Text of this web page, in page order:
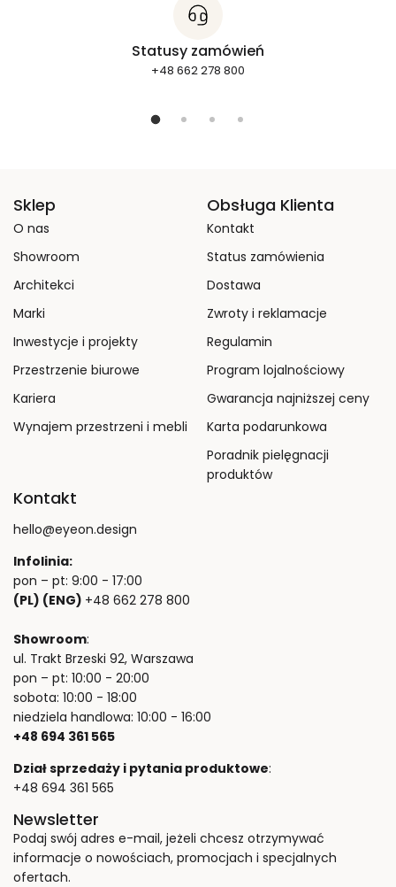
Statusy zamówień
+48 662 278 800
Sklep
O nas
Showroom
Architekci
Marki
Inwestycje i projekty
Przestrzenie biurowe
Kariera
Wynajem przestrzeni i mebli
Obsługa Klienta
Kontakt
Status zamówienia
Dostawa
Zwroty i reklamacje
Regulamin
Program lojalnościowy
Gwarancja najniższej ceny
Karta podarunkowa
Poradnik pielęgnacji
produktów
Kontakt
hello@eyeon.design
Infolinia:
pon – pt: 9:00 - 17:00
(PL) (ENG) +48 662 278 800
Showroom:
ul. Trakt Brzeski 92, Warszawa
pon – pt: 10:00 - 20:00
sobota: 10:00 - 18:00
niedziela handlowa: 10:00 - 16:00
+48 694 361 565
Dział sprzedaży i pytania produktowe:
+48 694 361 565
Newsletter
Podaj swój adres e-mail, jeżeli chcesz otrzymywać
informacje o nowościach, promocjach i specjalnych
ofertach.